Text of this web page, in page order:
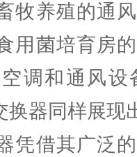
牧养殖的通
用菌培育房
调和通风设
换器同样展现
凭借其广泛